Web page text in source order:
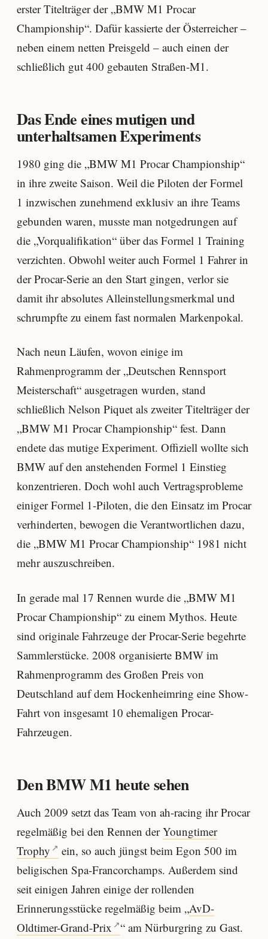
erster Titelträger der „BMW M1 Procar
Championship“. Dafür kassierte der Österreicher –
neben einem netten Preisgeld – auch einen der
schließlich gut 400 gebauten Straßen-M1.
Das Ende eines mutigen und
unterhaltsamen Experiments
1980 ging die „BMW M1 Procar Championship“
in ihre zweite Saison. Weil die Piloten der Formel
1 inzwischen zunehmend exklusiv an ihre Teams
gebunden waren, musste man notgedrungen auf
die „Vorqualifikation“ über das Formel 1 Training
verzichten. Obwohl weiter auch Formel 1 Fahrer in
der Procar-Serie an den Start gingen, verlor sie
damit ihr absolutes Alleinstellungsmerkmal und
schrumpfte zu einem fast normalen Markenpokal.
Nach neun Läufen, wovon einige im
Rahmenprogramm der „Deutschen Rennsport
Meisterschaft“ ausgetragen wurden, stand
schließlich Nelson Piquet als zweiter Titelträger der
„BMW M1 Procar Championship“ fest. Dann
endete das mutige Experiment. Offiziell wollte sich
BMW auf den anstehenden Formel 1 Einstieg
konzentrieren. Doch wohl auch Vertragsprobleme
einiger Formel 1-Piloten, die den Einsatz im Procar
verhinderten, bewogen die Verantwortlichen dazu,
die „BMW M1 Procar Championship“ 1981 nicht
mehr auszuschreiben.
In gerade mal 17 Rennen wurde die „BMW M1
Procar Championship“ zu einem Mythos. Heute
sind originale Fahrzeuge der Procar-Serie begehrte
Sammlerstücke. 2008 organisierte BMW im
Rahmenprogramm des Großen Preis von
Deutschland auf dem Hockenheimring eine Show-
Fahrt von insgesamt 10 ehemaligen Procar-
Fahrzeugen.
Den BMW M1 heute sehen
Auch 2009 setzt das Team von ah-racing ihr Procar
regelmäßig bei den Rennen derYoungtimer
Trophy
ein, so auch jüngst beim Egon 500 im
beligischen Spa-Francorchamps. Außerdem sind
seit einigen Jahren einige der rollenden
Erinnerungsstücke regelmäßig beim „AvD-
Oldtimer-Grand-Prix
“ am Nürburgring zu Gast.